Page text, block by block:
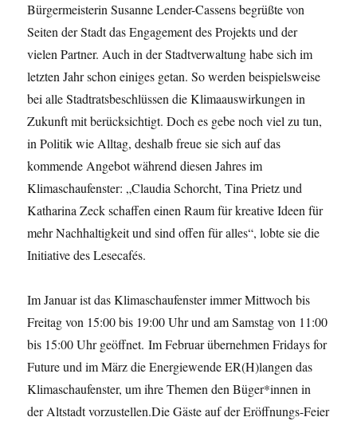
Bürgermeisterin Susanne Lender-Cassens begrüßte von
Seiten der Stadt das Engagement des Projekts und der
vielen Partner. Auch in der Stadtverwaltung habe sich im
letzten Jahr schon einiges getan. So werden beispielsweise
bei alle Stadtratsbeschlüssen die Klimaauswirkungen in
Zukunft mit berücksichtigt. Doch es gebe noch viel zu tun,
in Politik wie Alltag, deshalb freue sie sich auf das
kommende Angebot während diesen Jahres im
Klimaschaufenster: „Claudia Schorcht, Tina Prietz und
Katharina Zeck schaffen einen Raum für kreative Ideen für
mehr Nachhaltigkeit und sind offen für alles“, lobte sie die
Initiative des Lesecafés.
Im Januar ist das Klimaschaufenster immer Mittwoch bis
Freitag von 15:00 bis 19:00 Uhr und am Samstag von 11:00
bis 15:00 Uhr geöffnet. Im Februar übernehmen Fridays for
Future und im März die Energiewende ER(H)langen das
Klimaschaufenster, um ihre Themen den Büger*innen in
der Altstadt vorzustellen.Die Gäste auf der Eröffnungs-Feier